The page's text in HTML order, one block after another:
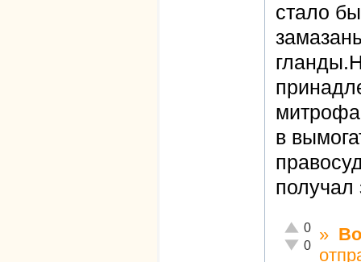
стало
в
получал
Отлично!
0
Неадекватно!
0
»